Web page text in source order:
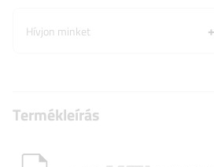
Hívjon minket
Termékleírás